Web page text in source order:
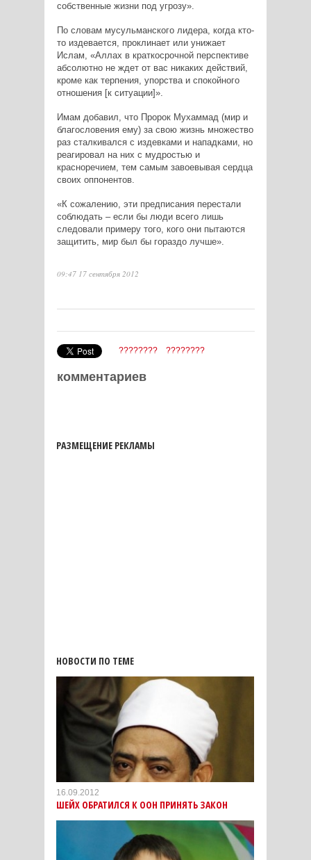
собственные жизни под угрозу».
По словам мусульманского лидера, когда кто-
то издевается, проклинает или унижает
Ислам, «Аллах в краткосрочной перспективе
абсолютно не ждет от вас никаких действий,
кроме как терпения, упорства и спокойного
отношения [к ситуации]».
Имам добавил, что Пророк Мухаммад (мир и
благословения ему) за свою жизнь множество
раз сталкивался с издевками и нападками, но
реагировал на них с мудростью и
красноречием, тем самым завоевывая сердца
своих оппонентов.
«К сожалению, эти предписания перестали
соблюдать – если бы люди всего лишь
следовали примеру того, кого они пытаются
защитить, мир был бы гораздо лучше».
09:47 17 сентября 2012
???????? ????????
комментариев
РАЗМЕЩЕНИЕ РЕКЛАМЫ
НОВОСТИ ПО ТЕМЕ
16.09.2012
ШЕЙХ ОБРАТИЛСЯ К ООН ПРИНЯТЬ ЗАКОН